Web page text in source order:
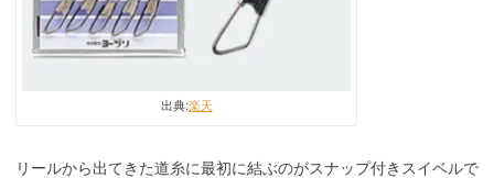
出典:楽天
リールから出てきた道糸に最初に結ぶのがスナップ付きスイベルで